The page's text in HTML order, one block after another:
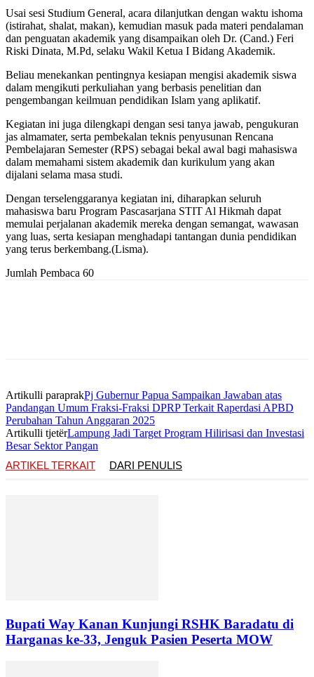
Usai sesi Studium General, acara dilanjutkan dengan waktu ishoma
(istirahat, shalat, makan), kemudian masuk pada materi pendalaman
dan penguatan akademik yang disampaikan oleh Dr. (Cand.) Feri
Riski Dinata, M.Pd, selaku Wakil Ketua I Bidang Akademik.
Beliau menekankan pentingnya kesiapan mengisi akademik siswa
dalam mengikuti perkuliahan yang berbasis penelitian dan
pengembangan keilmuan pendidikan Islam yang aplikatif.
Kegiatan ini juga dilengkapi dengan sesi tanya jawab, pengukuran
jas almamater, serta pembekalan teknis penyusunan Rencana
Pembelajaran Semester (RPS) sebagai bekal awal bagi mahasiswa
dalam memahami sistem akademik dan kurikulum yang akan
dijalani selama masa studi.
Dengan terselenggaranya kegiatan ini, diharapkan seluruh
mahasiswa baru Program Pascasarjana STIT Al Hikmah dapat
memulai perjalanan akademik mereka dengan semangat, wawasan
yang luas, serta kesiapan menghadapi tantangan dunia pendidikan
yang terus berkembang.(Lisma).
Jumlah Pembaca 60
Artikulli paraprakPj Gubernur Papua Sampaikan Jawaban atas
Pandangan Umum Fraksi-Fraksi DPRP Terkait Raperdasi APBD
Perubahan Tahun Anggaran 2025
Artikulli tjetërLampung Jadi Target Program Hilirisasi dan Investasi
Besar Sektor Pangan
ARTIKEL TERKAIT
DARI PENULIS
Bupati Way Kanan Kunjungi RSHK Baradatu di
Harganas ke-33, Jenguk Pasien Peserta MOW